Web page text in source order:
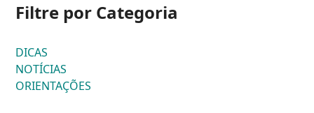
Filtre por Categoria
DICAS
NOTÍCIAS
ORIENTAÇÕES